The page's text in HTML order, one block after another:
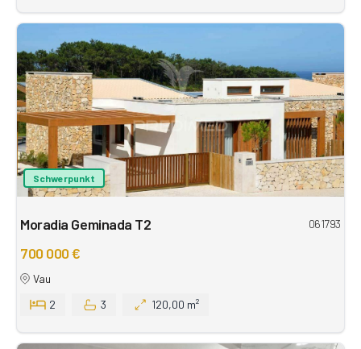
Schwerpunkt
Moradia Geminada T2 061793
700 000 €
Vau
2
3 120,00 m²